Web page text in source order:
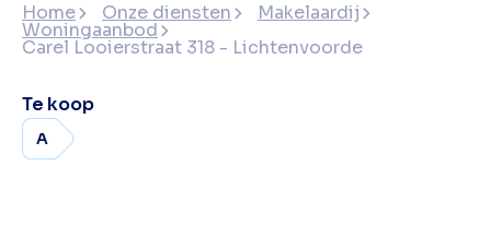
Home Onze diensten Makelaardij
Woningaanbod
Carel Looierstraat 318 - Lichtenvoorde
Te koop
A